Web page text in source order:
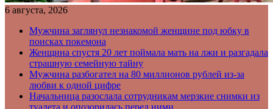
6 августа, 2026
Мужчина заглянул незнакомой женщине под юбку в
поисках покемона
Женщина спустя 20 лет поймала мать на лжи и разгадала
страшную семейную тайну
Мужчина разбогател на 80 миллионов рублей из-за
любви к одной цифре
Начальница разослала сотрудникам мерзкие снимки из
туалета и опозорилась перед ними